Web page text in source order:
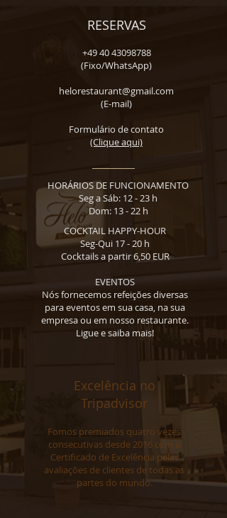
RESERVAS
+49 40 43098788
(Fixo/WhatsApp)
helorestaurant@gmail.com
(E-mail)
Formulário de contato
(Clique aqui)
HORÁRIOS DE FUNCIONAMENTO
Seg a Sáb: 12 - 23 h
Dom: 13 - 22 h
COCKTAIL HAPPY-HOUR
Seg-Qui 17 - 20 h
Cocktails a partir 6,50 EUR
EVENTOS
Nós fornecemos refeições diversas
para eventos em sua casa, na sua
empresa ou em nosso restaurante.
Ligue e saiba mais!
Excelência no
Tripadvisor
Fomos premiados quatro vezes
consecutivas desde 2016 com o
Certificado de Excelência pelas
avaliações de clientes de todas as
partes do mundo.